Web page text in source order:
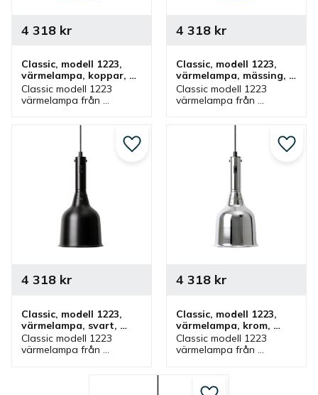
Classic, modell 1223,
värmelampa, koppar,
fastmontering
Classic modell 1223
värmelampa från
fastmontering.
kabel och höjd som finns
i olika färger.
4 318kr
Classic, modell 1223,
värmelampa, mässing,
fastmontering
Classic modell 1223
värmelampa från
fastmontering.
kabel och höjd som finns
i olika färger.
4 318kr
Classic, modell 1223,
värmelampa, svart,
fastmontering
Classic modell 1223
värmelampa från
4 318kr
Lägg till i favoriter
Classic, modell 1223,
värmelampa, krom,
fastmontering
Classic modell 1223
värmelampa från
Värmelampa med fast
4 318kr
Lägg